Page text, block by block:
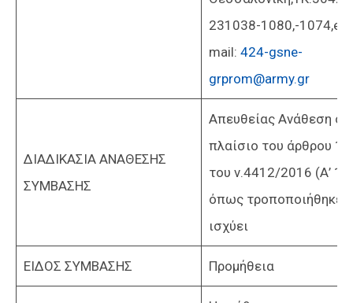
231038-1080,-1074,e-
mail: 424-gsne-
grprom@army.gr
ΔΙΑΔΙΚΑΣΙΑ ΑΝΑΘΕΣΗΣ
ΣΥΜΒΑΣΗΣ
Απευθείας Ανάθεση
πλαίσιο του άρθρου
του ν.4412/2016 (Α’
όπως τροποποιήθηκε
ισχύει
ΕΙΔΟΣ ΣΥΜΒΑΣΗΣ Προμήθεια